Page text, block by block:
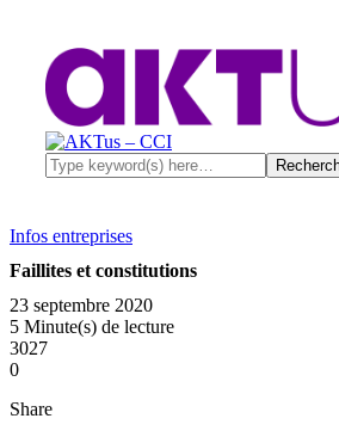
Infos entreprises
Faillites et constitutions
23 septembre 2020
5 Minute(s) de lecture
3027
0
Share